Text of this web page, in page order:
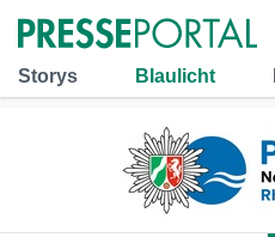
Storys Blaulicht